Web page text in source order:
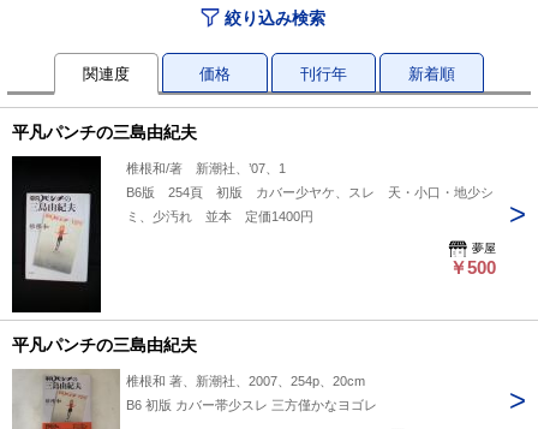
絞り込み検索
関連度 価格 刊行年 新着順
平凡パンチの三島由紀夫
椎根和/著 新潮社、’07、1
B6版 254頁 初版 カバー少ヤケ、スレ 天・小口・地少シ
ミ、少汚れ 並本 定価1400円
夢屋
￥500
平凡パンチの三島由紀夫
椎根和 著、新潮社、2007、254p、20cm
B6 初版 カバー帯少スレ 三方僅かなヨゴレ